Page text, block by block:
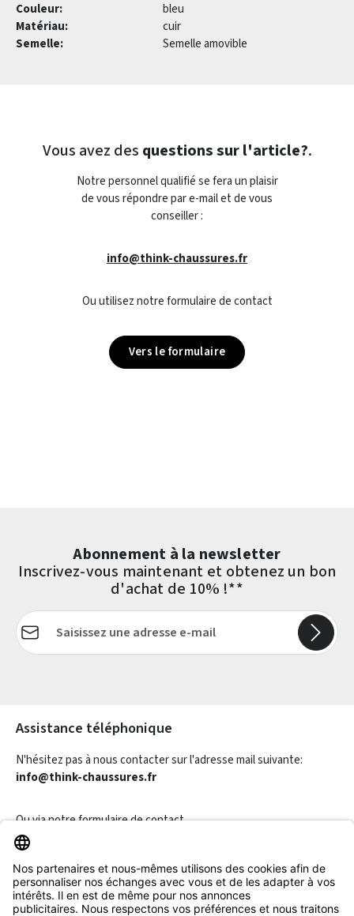
Couleur:
bleu
Matériau:
cuir
Semelle:
Semelle amovible
Vous avez des questions sur l'article?.
Notre personnel qualifié se fera un plaisir
de vous répondre par e-mail et de vous
conseiller :
info@think-chaussures.fr
Ou utilisez notre formulaire de contact
Vers le formulaire
Abonnement à la newsletter
Inscrivez-vous maintenant et obtenez un bon
d'achat de 10% !**
Adresse e-mail*
Assistance téléphonique
N'hésitez pas à nous contacter sur l'adresse mail suivante:
info@think-chaussures.fr
Ou via notreformulaire de contact.
Révoquer un contrat